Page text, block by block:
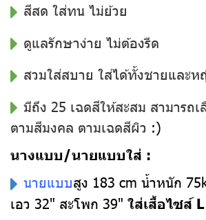
สีสด ใส่ทน ไม่ย้วย
ดูแลรักษาง่าย ไม่ต้องรีด
สวมใส่สบาย ใส่ได้ทั้งชายและห
มีถึง 25 เฉดสีให้สะสม สามารถ
ตามสีมงคล ตามเฉดสีผิว :)
นางแบบ/นายแบบใส่ :
นายแบบสูง 183 cm น้ำหนัก
เอว 32" สะโพก 39" ใส่เสื้อไซส์